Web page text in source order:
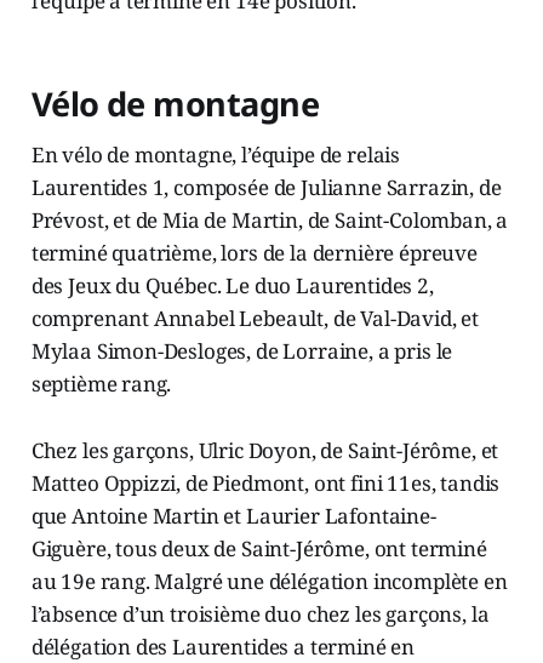
Vélo de montagne
En vélo de montagne, l’équipe de relais
Laurentides 1, composée de Julianne Sarrazin, de
Prévost, et de Mia de Martin, de Saint-Colomban, a
terminé quatrième, lors de la dernière épreuve
des Jeux du Québec. Le duo Laurentides 2,
comprenant Annabel Lebeault, de Val-David, et
Mylaa Simon-Desloges, de Lorraine, a pris le
septième rang.
Chez les garçons, Ulric Doyon, de Saint-Jérôme, et
Matteo Oppizzi, de Piedmont, ont fini 11es, tandis
que Antoine Martin et Laurier Lafontaine-
Giguère, tous deux de Saint-Jérôme, ont terminé
au 19e rang. Malgré une délégation incomplète en
l’absence d’un troisième duo chez les garçons, la
délégation des Laurentides a terminé en